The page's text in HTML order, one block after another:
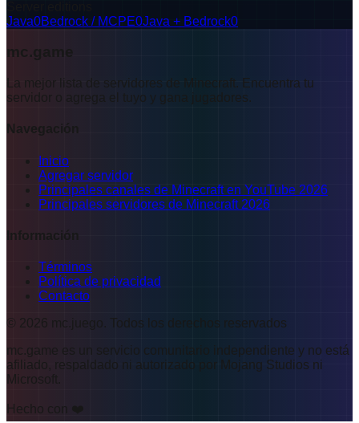
Java0Bedrock / MCPE0Java + Bedrock0
mc.game
La mejor lista de servidores de Minecraft. Encuentra tu
servidor o agrega el tuyo y gana jugadores.
Navegación
Inicio
Agregar servidor
Principales canales de Minecraft en YouTube 2026
Principales servidores de Minecraft 2026
Información
Términos
Política de privacidad
Contacto
© 2026 mc.juego
Todos los derechos reservados
mc.game es un servicio comunitario independiente y no está
afiliado, respaldado ni autorizado por Mojang Studios ni
Microsoft.
Hecho con ❤️